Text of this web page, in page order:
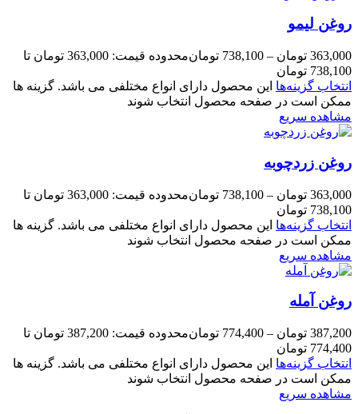
روغن لیمو
363,000 تومان –
738,100 تومان
محدوده قیمت: 363,000 تومان تا
738,100 تومان
انتخاب گزینه‌ها این محصول دارای انواع مختلفی می باشد. گزینه ها
ممکن است در صفحه محصول انتخاب شوند
مشاهده سریع
روغن زردچوبه
363,000 تومان –
738,100 تومان
محدوده قیمت: 363,000 تومان تا
738,100 تومان
انتخاب گزینه‌ها این محصول دارای انواع مختلفی می باشد. گزینه ها
ممکن است در صفحه محصول انتخاب شوند
مشاهده سریع
روغن آمله
387,200 تومان –
774,400 تومان
محدوده قیمت: 387,200 تومان تا
774,400 تومان
انتخاب گزینه‌ها این محصول دارای انواع مختلفی می باشد. گزینه ها
ممکن است در صفحه محصول انتخاب شوند
مشاهده سریع